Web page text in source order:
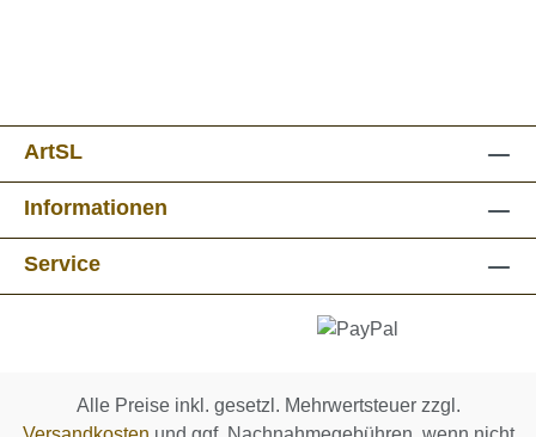
ArtSL
Informationen
Service
Alle Preise inkl. gesetzl. Mehrwertsteuer zzgl.